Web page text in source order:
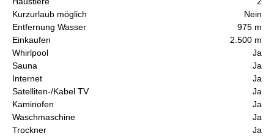
Kurzurlaub möglich
Nein
Entfernung Wasser
975 m
Einkaufen
2.500 m
Whirlpool
Ja
Sauna
Ja
Internet
Ja
Satelliten-/Kabel TV
Ja
Kaminofen
Ja
Waschmaschine
Ja
Trockner
Ja